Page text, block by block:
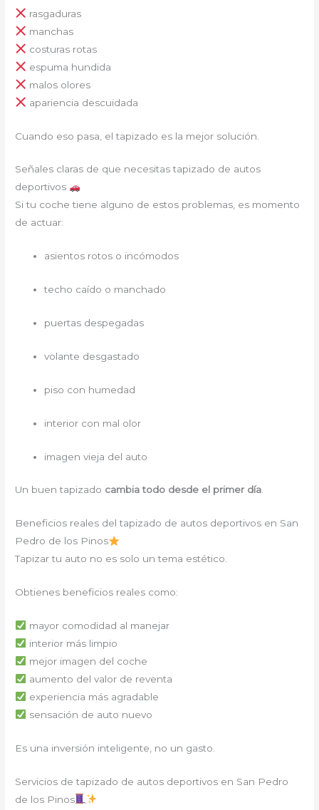
rasgaduras
manchas
costuras rotas
espuma hundida
malos olores
apariencia descuidada
Cuando eso pasa, el tapizado es la mejor solución.
Señales claras de que necesitas tapizado de autos
deportivos
Si tu coche tiene alguno de estos problemas, es momento
de actuar:
asientos rotos o incómodos
techo caído o manchado
puertas despegadas
volante desgastado
piso con humedad
interior con mal olor
imagen vieja del auto
Un buen tapizado cambia todo desde el primer día.
Beneficios reales del tapizado de autos deportivos en San
Pedro de los Pinos
Tapizar tu auto no es solo un tema estético.
Obtienes beneficios reales como:
mayor comodidad al manejar
interior más limpio
mejor imagen del coche
aumento del valor de reventa
experiencia más agradable
sensación de auto nuevo
Es una inversión inteligente, no un gasto.
Servicios de tapizado de autos deportivos en San Pedro
de los Pinos